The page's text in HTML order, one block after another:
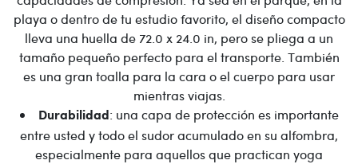
playa o dentro de tu estudio favorito, el diseño compacto
lleva una huella de 72.0 x 24.0 in, pero se pliega a un
tamaño pequeño perfecto para el transporte. También
es una gran toalla para la cara o el cuerpo para usar
mientras viajas.
Durabilidad: una capa de protección es importante
entre usted y todo el sudor acumulado en su alfombra,
especialmente para aquellos que practican yoga